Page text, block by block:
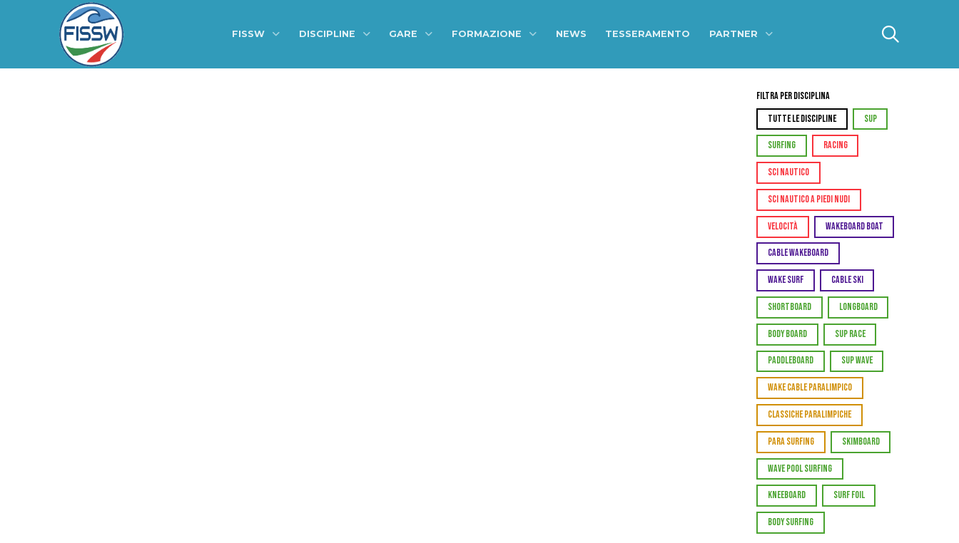
FISSW DISCIPLINE GARE FORMAZIONE NEWS TESSERAMENTO PARTNER
Filtra per Disciplina
TUTTE LE DISCIPLINE
SUP
SURFING RACING
SCI NAUTICO
SCI NAUTICO A PIEDI NUDI
VELOCITÀ WAKEBOARD BOAT
CABLE WAKEBOARD
WAKE SURF CABLE SKI
SHORTBOARD LONGBOARD
BODY BOARD SUP RACE
PADDLEBOARD SUP WAVE
WAKE CABLE PARALIMPICO
CLASSICHE PARALIMPICHE
PARA SURFING SKIMBOARD
WAVE POOL SURFING
KNEEBOARD SURF FOIL
BODY SURFING